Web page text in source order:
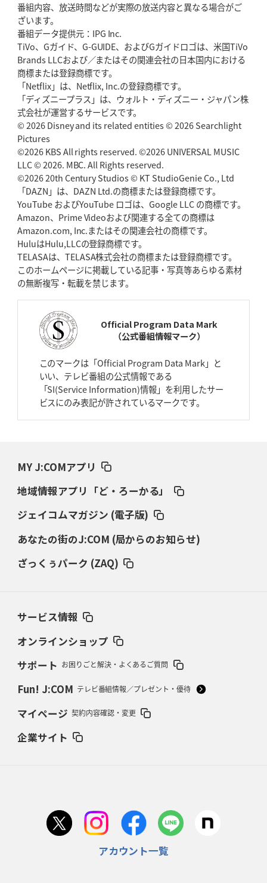
2026年5月21日(木)更新
狭山RG、ライチェル海遥スタッフ入り
ッション
2026年5月14日(木)更新
神戸、1位通過の立役者レタリック
「悲運の闘将」宮地克実氏死去 熱血指導で埼玉WKの基礎築く
2026年4月30日(木)更新
BR東京、「ユニバーサルデー」の意義「特別からノーマルへ」が最終
ゴール
2026年4月23日(木)更新
元代表ラピース、今季限りで引退「クボタは10年いた自分のホーム」
2026年4月16日(木)更新
BL東京「強化拠点」を「共有財産」に新クラブハウスは「皆に開かれ
た空間」
2026年4月9日(木)更新
スティーラーズ、名門復活の足音
2026年4月2日(木)更新
2026年3月26日(木)更新
AZ-COM丸和、リーグワンへ参入決定 「フィールド丸ごと計測機器」の
ダイナボアーズ、“逆輸入SO”三宅駿
「ニュージーランドのフレア（閃
2026年3月5日(木)更新
2026年2月19日(木)更新
37年女子W杯招致への課題と期待
2026年2月12日(木)更新
2026年2月5日(木)更新
占い方
首位スピアーズ、充実の攻撃力 「湧き出る」パスでトライ量産
番組内容、放送時間などが実際の放送内容と異なる場合がご
ざいます。
番組データ提供元：IPG Inc.
TiVo、Gガイド、G-GUIDE、およびGガイドロゴは、米国TiVo
Brands LLCおよび／またはその関連会社の日本国内における
商標または登録商標です。
「Netflix」は、Netflix, Inc.の登録商標です。
「ディズニープラス」は、ウォルト・ディズニー・ジャパン株
式会社が運営するサービスです。
© 2026 Disney and its related entities © 2026 Searchlight
Pictures
©2026 KBS All rights reserved. ©2026 UNIVERSAL MUSIC
LLC © 2026. MBC. All Rights reserved.
©2026 20th Century Studios © KT StudioGenie Co., Ltd
「DAZN」は、DAZN Ltd.の商標または登録商標です。
YouTube およびYouTube ロゴは、Google LLC の商標です。
Amazon、Prime Videoおよび関連する全ての商標は
Amazon.com, Inc.またはその関連会社の商標です。
HuluはHulu,LLCの登録商標です。
TELASAは、TELASA株式会社の商標または登録商標です。
このホームページに掲載している記事・写真等あらゆる素材
の無断複写・転載を禁じます。
Official Program Data Mark
（公式番組情報マーク）
このマークは「Official Program Data Mark」と
いい、テレビ番組の公式情報である
「SI(Service Information)情報」を利用したサー
ビスにのみ表記が許されているマークです。
MY J:COMアプリ
地域情報アプリ「ど・ろーかる」
ジェイコムマガジン (電子版)
あなたの街のJ:COM (局からのお知らせ)
ざっくぅパーク (ZAQ)
サービス情報
オンラインショップ
サポート お困りごと解決・よくあるご質問
Fun! J:COM テレビ番組情報／プレゼント・優待
マイページ 契約内容確認・変更
企業サイト
アカウント一覧